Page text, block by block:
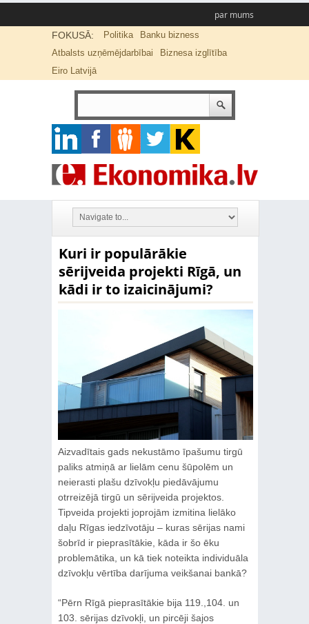
par mums
FOKUSĀ: Politika
Banku bizness
Atbalsts uzņēmējdarbībai
Biznesa izglītība
Eiro Latvijā
Kuri ir populārākie
sērijveida projekti Rīgā, un
kādi ir to izaicinājumi?
Aizvadītais gads nekustāmo īpašumu tirgū
paliks atmiņā ar lielām cenu šūpolēm un
neierasti plašu dzīvokļu piedāvājumu
otrreizējā tirgū un sērijveida projektos.
Tipveida projekti joprojām izmitina lielāko
daļu Rīgas iedzīvotāju – kuras sērijas nami
šobrīd ir pieprasītākie, kāda ir šo ēku
problemātika, un kā tiek noteikta individuāla
dzīvokļu vērtība darījuma veikšanai bankā?
“Pērn Rīgā pieprasītākie bija 119.,104. un
103. sērijas dzīvokļi, un pircēji šajos